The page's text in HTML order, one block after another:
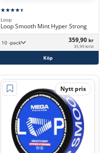
Loop
Loop Smooth Mint Hyper Strong
10 -pack 359,90 kr
35,99 kr/st
Köp
Nytt pris